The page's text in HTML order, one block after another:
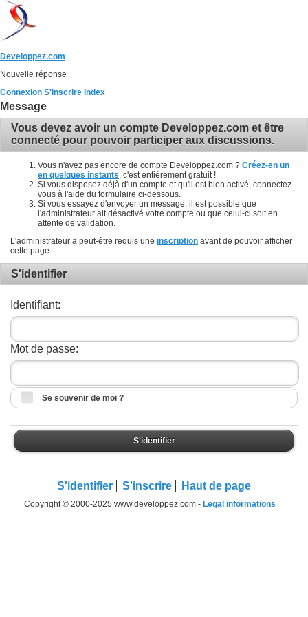
Developpez.com
Nouvelle réponse
Connexion S'inscrire Index
Message
Vous devez avoir un compte Developpez.com et être
connecté pour pouvoir participer aux discussions.
Vous n'avez pas encore de compte Developpez.com ? Créez-en un
en quelques instants , c'est entièrement gratuit !
Si vous disposez déjà d'un compte et qu'il est bien activé, connectez-
vous à l'aide du formulaire ci-dessous.
Si vous essayez d'envoyer un message, il est possible que
l'administrateur ait désactivé votre compte ou que celui-ci soit en
attente de validation.
L'administrateur a peut-être requis une inscription avant de pouvoir afficher
cette page.
S'identifier
Identifiant:
Mot de passe:
Se souvenir de moi ?
S'identifier
S'identifier S'inscrire Haut de page
Copyright © 2000-2025 www.developpez.com - Legal informations